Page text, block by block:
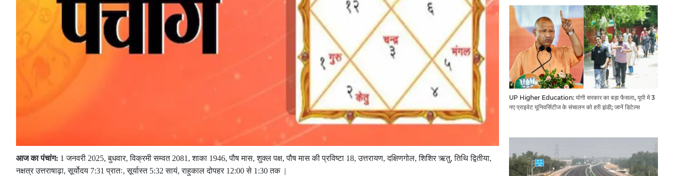
आज का पंचांग: 1 जनवरी 2025, बुधवार, विक्रमी सम्वत 2081, शाका 1946, पौष मास, शुक्ल पक्ष, पौष मास की प्रविष्टा 18, उत्तरायण, दक्षिणगोल, शिशिर ऋतु, तिथि द्वितीया,
नक्षत्र उत्तराषाढ़ा, सूर्योदय 7:31 प्रातः, सूर्यास्त 5:32 सायं, राहुकाल दोपहर 12:00 से 1:30 तक |
UP Higher Education: योगी सरकार का बड़ा फैसला, यूपी में 3
नए प्राइवेट यूनिवर्सिटीज के संचालन को हरी झंडी; जानें डिटेल्स